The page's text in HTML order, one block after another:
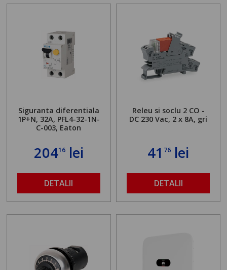
Siguranta diferentiala
1P+N, 32A, PFL4-32-1N-
C-003, Eaton
20416lei
DETALII
Releu si soclu 2 CO -
DC 230 Vac, 2 x 8A, gri
41 76 lei
DETALII